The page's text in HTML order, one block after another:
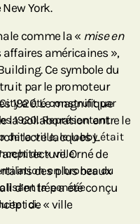
York.
comme la « mise en
américaines »,
Ce symbole du
par le promoteur
1920. Le magnifique
la collaboration entre le
Jacques L.
Orné de
des plus beaux
d’entrée a été conçu
de « ville
a été construit par
1920. Représentant
de la ville, le lobby était
de « ville
en bronze du
la pensée
ici.